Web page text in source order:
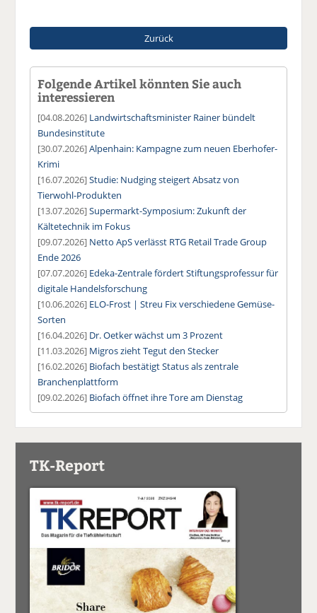
Zurück
Folgende Artikel könnten Sie auch
interessieren
[04.08.2026] Landwirtschaftsminister Rainer bündelt
Bundesinstitute
[30.07.2026]Alpenhain: Kampagne zum neuen Eberhofer-
Krimi
[16.07.2026]Studie: Nudging steigert Absatz von
Tierwohl-Produkten
[13.07.2026]Supermarkt-Symposium: Zukunft der
Kältetechnik im Fokus
[09.07.2026] Netto ApS verlässt RTG Retail Trade Group
Ende 2026
[07.07.2026] Edeka-Zentrale fördert Stiftungsprofessur für
digitale Handelsforschung
[10.06.2026] ELO-Frost | Streu Fix verschiedene Gemüse-
Sorten
[16.04.2026] Dr. Oetker wächst um 3 Prozent
[11.03.2026] Migros zieht Tegut den Stecker
[16.02.2026] Biofach bestätigt Status als zentrale
Branchenplattform
[09.02.2026] Biofach öffnet ihre Tore am Dienstag
TK-Report